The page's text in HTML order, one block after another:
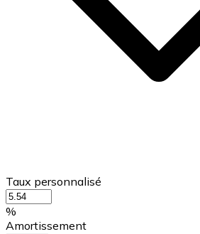
Taux personnalisé
%
Amortissement